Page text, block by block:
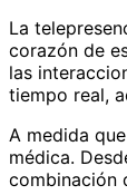
La
corazón de
las
tiempo real,
A medida
médica.
combinación